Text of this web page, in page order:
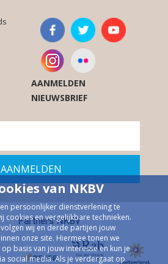
AANMELDEN
NIEUWSBRIEF
Partners NKBV
van NKBV
persoonlijker dienstverlening te
cookies en vergelijkbare technieken.
wij en derde partijen jouw
onze site. Hiermee tonen we
basis van jouw interesse en kun je
social media. Als je verdergaat op